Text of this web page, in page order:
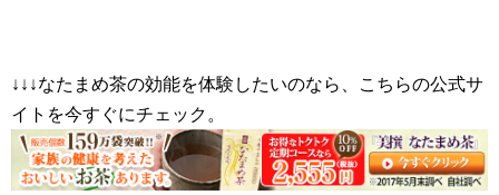
↓↓↓なたまめ茶の効能を体験したいのなら、こちらの公式サ
イトを今すぐにチェック。